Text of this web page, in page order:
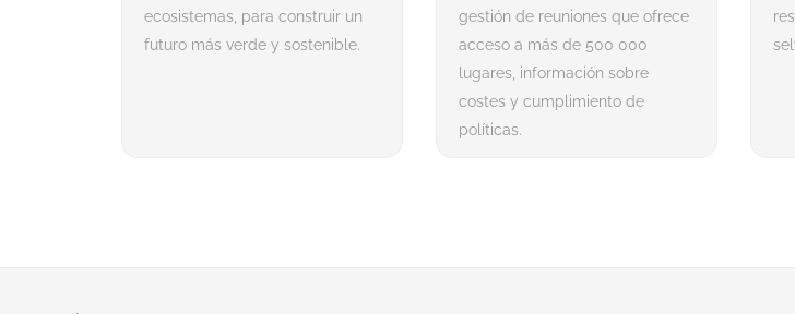
ecosistemas, para construir un
futuro más verde y sostenible.
gestión de reuniones que ofrece
acceso a más de 500 000
lugares, información sobre
costes y cumplimiento de
políticas.